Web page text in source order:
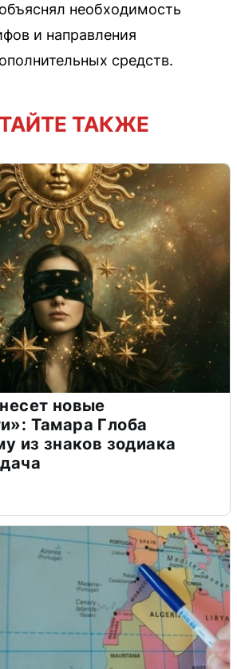
необходимость
и направления
средств.
ТАКЖЕ
новые
Тамара Глоба
из знаков зодиака